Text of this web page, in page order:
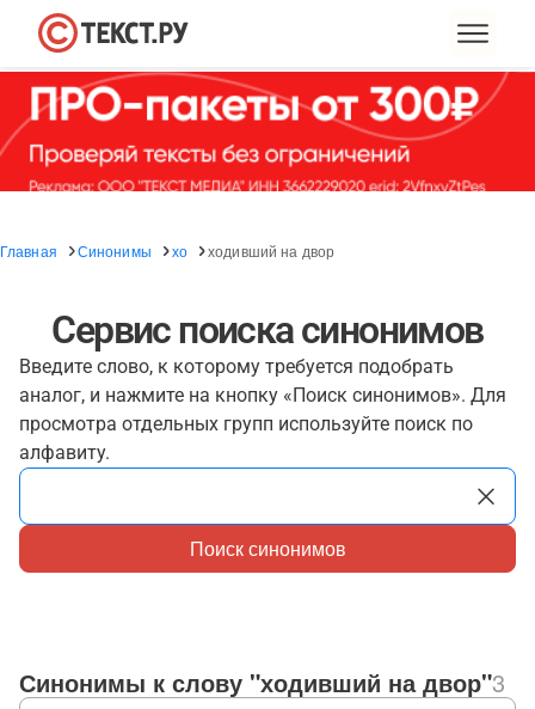
Главная Синонимы хо ходивший на двор
Сервис поиска синонимов
Введите слово, к которому требуется подобрать
аналог, и нажмите на кнопку «Поиск синонимов». Для
просмотра отдельных групп используйте поиск по
алфавиту.
Поиск синонимов
Синонимы к слову "ходивший на двор"3